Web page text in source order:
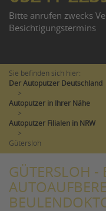
Bitte anrufen zwecks
Besichtigungstermins
Sie befinden sich hier:
Der Autoputzer Deutschland
>
Autoputzer in Ihrer Nähe
>
Autoputzer Filialen in NRW
>
Gütersloh
GÜTERSLOH -